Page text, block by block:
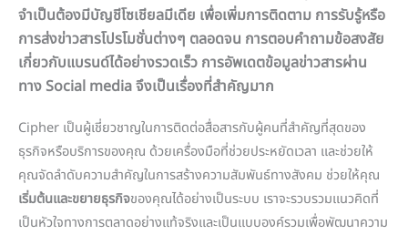
จำเป็นต้องมีบัญชีโซเชียลมีเดีย เพื่อเพิ่มการติดตาม การรับรู้หรือ
การส่งข่าวสารโปรโมชั่นต่างๆ ตลอดจน การตอบคำถามข้อสงสัย
เกี่ยวกับแบรนด์ได้อย่างรวดเร็ว การอัพเดตข้อมูลข่าวสารผ่าน
ทาง Social media จึงเป็นเรื่องที่สำคัญมาก
Cipher เป็นผู้เชี่ยวชาญในการติดต่อสื่อสารกับผู้คนที่สำคัญที่สุดของ
ธุรกิจหรือบริการของคุณ ด้วยเครื่องมือที่ช่วยประหยัดเวลา และช่วยให้
คุณจัดลำดับความสำคัญในการสร้างความสัมพันธ์ทางสังคม ช่วยให้คุณ
เริ่มต้นและขยายธุรกิจของคุณได้อย่างเป็นระบบ เราจะรวบรวมแนวคิดที่
เป็นหัวใจทางการตลาดอย่างแท้จริงและเป็นแบบองค์รวมเพื่อพัฒนาความ